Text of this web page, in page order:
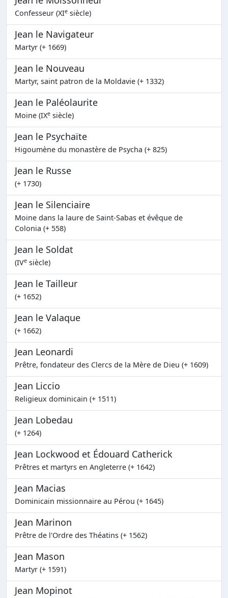
Confesseur (XIe siècle)
Jean le Navigateur
Martyr (+ 1669)
Jean le Nouveau
Martyr, saint patron de la Moldavie (+ 1332)
Jean le Paléolaurite
Moine (IXe siècle)
Jean le Psychaïte
Higoumène du monastère de Psycha (+ 825)
Jean le Russe
(+ 1730)
Jean le Silenciaire
Moine dans la laure de Saint-Sabas et évêque de
Colonia (+ 558)
Jean le Soldat
(IVe siècle)
Jean le Tailleur
(+ 1652)
Jean le Valaque
(+ 1662)
Jean Leonardi
Prêtre, fondateur des Clercs de la Mère de Dieu (+ 1609)
Jean Liccio
Religieux dominicain (+ 1511)
Jean Lobedau
(+ 1264)
Jean Lockwood et Édouard Catherick
Prêtres et martyrs en Angleterre (+ 1642)
Jean Macias
Dominicain missionnaire au Pérou (+ 1645)
Jean Marinon
Prêtre de l'Ordre des Théatins (+ 1562)
Jean Mason
Martyr (+ 1591)
Jean Mopinot